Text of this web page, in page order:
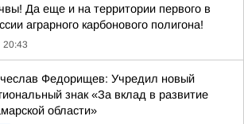
Да еще и на территории первого в
аграрного карбонового полигона!
20:43
Федорищев: Учредил новый
знак «За вклад в развитие
области»